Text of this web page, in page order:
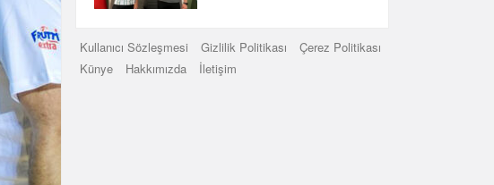
Kullanıcı Sözleşmesi Gizlilik Politikası
Çerez Politikası
Künye
Hakkımızda İletişim